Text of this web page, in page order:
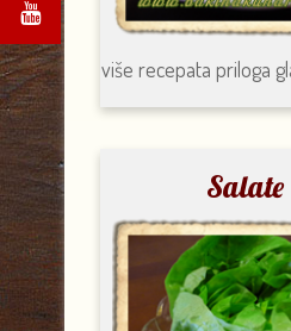
više recepata priloga
Salate